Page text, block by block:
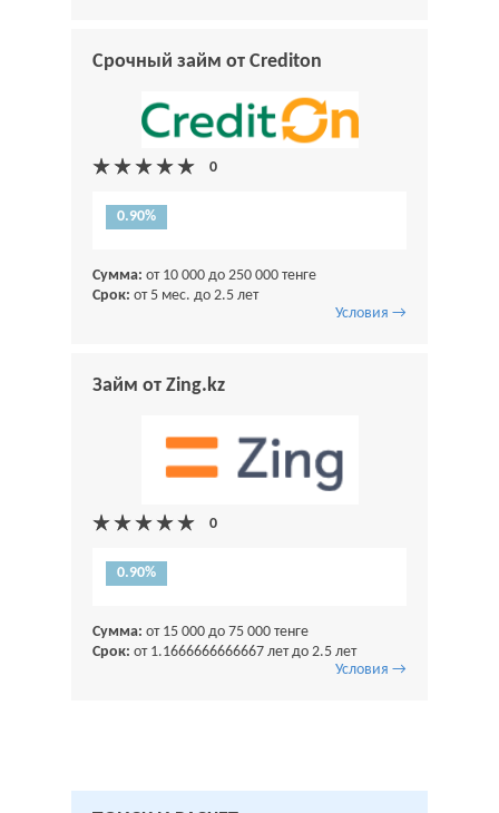
Срочный займ от Crediton
0.90%
Сумма: от 10 000 до 250 000 тенге
Срок: от 5 мес. до 2.5 лет
Условия →
Займ от Zing.kz
0.90%
Сумма: от 15 000 до 75 000 тенге
Срок: от 1.1666666666667 лет до 2.5 лет
Условия →